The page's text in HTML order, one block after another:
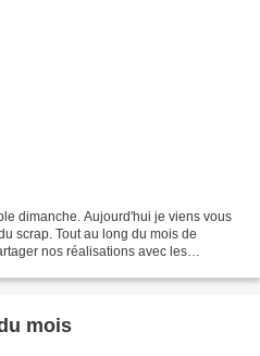
dimanche. Aujourd'hui je viens vous
scrap. Tout au long du mois de
nos réalisations avec les
mois